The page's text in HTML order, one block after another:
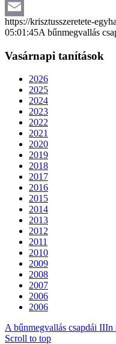
Twitter
Email
https://krisztusszeretete-
05:01:45A bűnmegvallás
Vasárnapi tanítások
2026
2025
2024
2023
2022
2021
2020
2019
2018
2017
2016
2015
2014
2013
2012
2011
2010
2009
2008
2007
2006
2006
A bűnmegvallás csapdái IIIn
Scroll to top